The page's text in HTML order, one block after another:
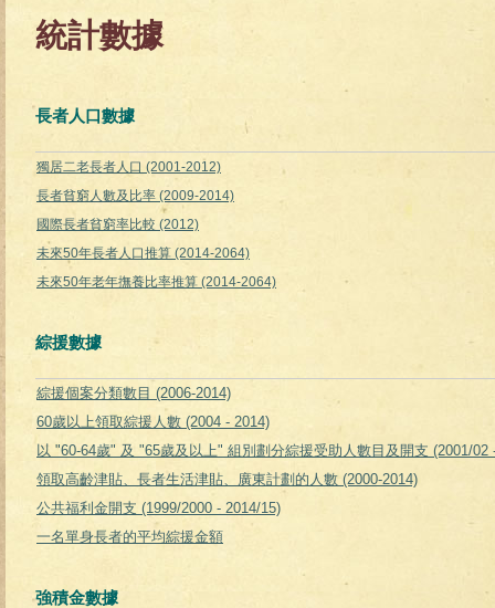
您在這裡
統計數據
長者人口數據
獨居二老長者人口 (2001-2012)
長者貧窮人數及比率 (2009-2014)
國際長者貧窮率比較 (2012)
未來50年長者人口推算 (2014-2064)
未來50年老年撫養比率推算 (2014-2064)
綜援數據
綜援個案分類數目 (2006-2014)
60歲以上領取綜援人數 (2004 - 2014)
以 "60-64歲" 及 "65歲及以上" 組別劃分綜援受助人數目及開支 (2001/02
領取高齡津貼、長者生活津貼、廣東計劃的人數 (2000-2014)
公共福利金開支 (1999/2000 - 2014/15)
一名單身長者的平均綜援金額
強積金數據